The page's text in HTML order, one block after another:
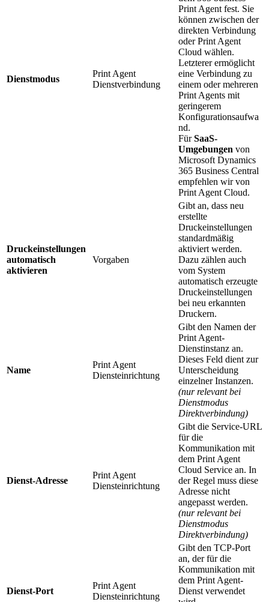
Dienstmodus
Print Agent
Dienstverbindung
Print Agent fest. Sie
können zwischen der
direkten Verbindung
oder Print Agent
Cloud wählen.
Letzterer ermöglicht
eine Verbindung zu
einem oder mehreren
Print Agents mit
geringerem
Konfigurationsaufwa
nd.
FürSaaS-
Umgebungen von
Microsoft Dynamics
365 Business Central
empfehlen wir von
Print Agent Cloud.
Druckeinstellungen
automatisch
aktivieren
Vorgaben
Gibt an, dass neu
erstellte
Druckeinstellungen
standardmäßig
aktiviert werden.
Dazu zählen auch
vom System
automatisch erzeugte
Druckeinstellungen
bei neu erkannten
Druckern.
Name
Print Agent
Diensteinrichtung
Gibt den Namen der
Print Agent-
Dienstinstanz an.
Dieses Feld dient zur
Unterscheidung
einzelner Instanzen.
(nur relevant bei
Dienstmodus
Direktverbindung)
Dienst-Adresse
Print Agent
Diensteinrichtung
Gibt die Service-URL
für die
Kommunikation mit
dem Print Agent
Cloud Service an. In
der Regel muss diese
Adresse nicht
angepasst werden.
(nur relevant bei
Dienstmodus
Direktverbindung)
Dienst-Port
Print Agent
Diensteinrichtung
Gibt den TCP-Port
an, der für die
Kommunikation mit
dem Print Agent-
Dienst verwendet